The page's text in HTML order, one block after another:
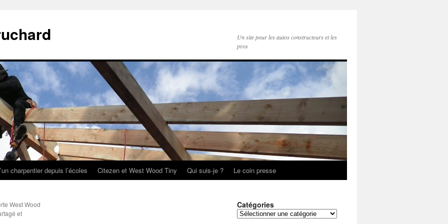
Un site pour les autos constructeurs et les
pros
charpentier depuis l’écoles Citezen et West Wood Tiny Qui suis-je ? Le coin presse
West Wood
et
Catégories
Catégories